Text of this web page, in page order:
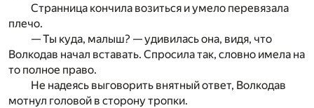
Странница кончила возиться и умело перевязала
плечо.
— Ты куда, малыш? — удивилась она, видя, что
Волкодав начал вставать. Спросила так, словно имела на
то полное право.
Не надеясь выговорить внятный ответ, Волкодав
мот­нул головой в сторону тропки.